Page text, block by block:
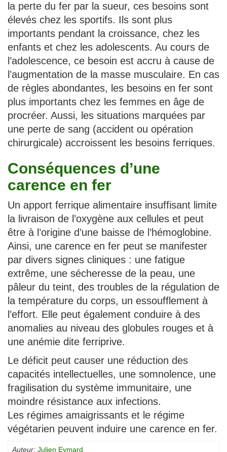
la perte du fer par la sueur, ces besoins sont
élevés chez les sportifs. Ils sont plus
importants pendant la croissance, chez les
enfants et chez les adolescents. Au cours de
l’adolescence, ce besoin est accru à cause de
l’augmentation de la masse musculaire. En cas
de règles abondantes, les besoins en fer sont
plus importants chez les femmes en âge de
procréer. Aussi, les situations marquées par
une perte de sang (accident ou opération
chirurgicale) accroissent les besoins ferriques.
Conséquences d’une
carence en fer
Un apport ferrique alimentaire insuffisant limite
la livraison de l’oxygène aux cellules et peut
être à l’origine d’une baisse de l’hémoglobine.
Ainsi, une carence en fer peut se manifester
par divers signes cliniques : une fatigue
extrême, une sécheresse de la peau, une
pâleur du teint, des troubles de la régulation de
la température du corps, un essoufflement à
l’effort. Elle peut également conduire à des
anomalies au niveau des globules rouges et à
une anémie dite ferriprive.
Le déficit peut causer une réduction des
capacités intellectuelles, une somnolence, une
fragilisation du système immunitaire, une
moindre résistance aux infections.
Les régimes amaigrissants et le régime
végétarien peuvent induire une carence en fer.
Auteur: Julien Eymard